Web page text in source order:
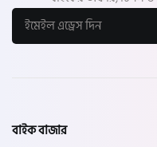
বাইক বাজার